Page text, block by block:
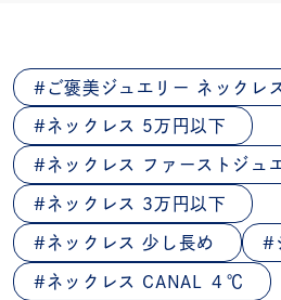
ご褒美ジュエリー ネックレ
ネックレス 5万円以下
ネックレス ファーストジュ
ネックレス 3万円以下
ネックレス 少し長め
ネックレス CANAL ４℃